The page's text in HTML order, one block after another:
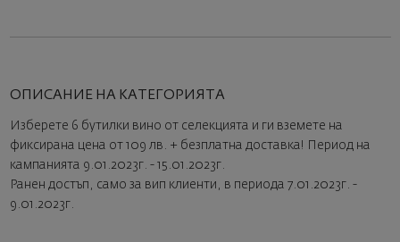
ОПИСАНИЕ НА КАТЕГОРИЯТА
Изберете 6 бутилки вино от селекцията и ги вземете на
фиксирана цена от 109 лв. + безплатна доставка! Период на
кампанията 9.01.2023г. - 15.01.2023г.
Ранен достъп, само за вип клиенти, в периода 7.01.2023г. -
9.01.2023г.